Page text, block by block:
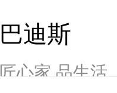
巴迪斯
匠心家 品生活